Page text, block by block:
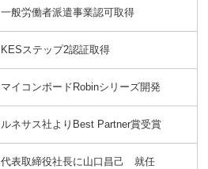
一般労働者派遣事業認可取得
KESステップ2認証取得
マイコンボードRobinシリーズ開発
ルネサス社よりBest Partner賞受賞
代表取締役社長に山口昌己 就任